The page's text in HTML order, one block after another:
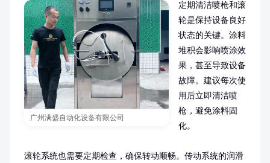
广州满盛自动化设备有限公司
定期清洁喷枪和滚
轮是保持设备良好
状态的关键。涂料
堆积会影响喷涂效
果，甚至导致设备
故障。建议每次使
用后立即清洁喷
枪，避免涂料固
化。
滚轮系统也需要定期检查，确保转动顺畅。传动系统的润滑